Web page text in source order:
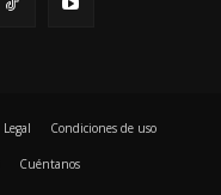
Legal Condiciones de uso
Cuéntanos